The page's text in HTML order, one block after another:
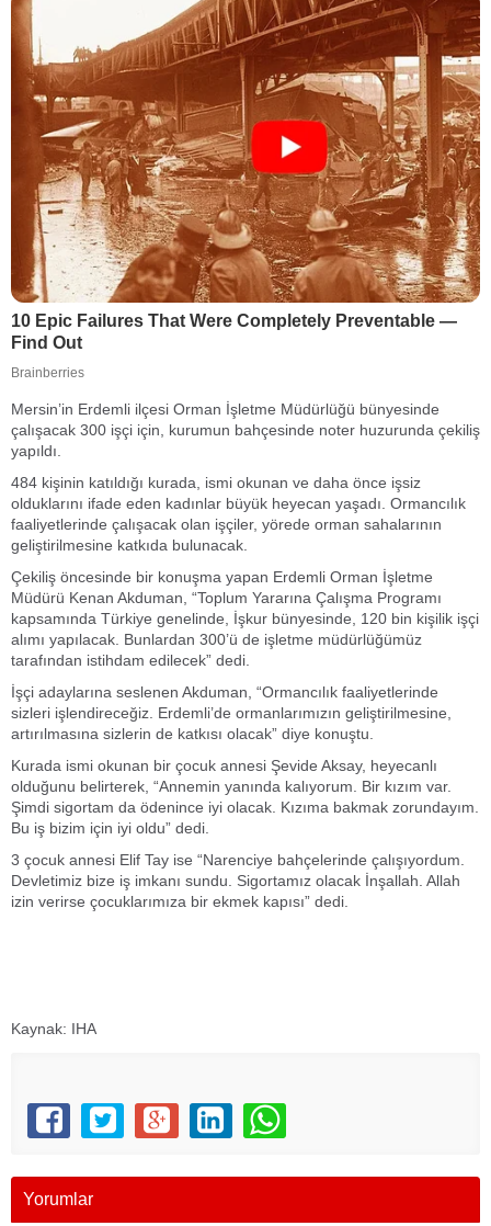
Mersin’in Erdemli ilçesi Orman İşletme Müdürlüğü bünyesinde
çalışacak 300 işçi için, kurumun bahçesinde noter huzurunda çekiliş
yapıldı.
484 kişinin katıldığı kurada, ismi okunan ve daha önce işsiz
olduklarını ifade eden kadınlar büyük heyecan yaşadı. Ormancılık
faaliyetlerinde çalışacak olan işçiler, yörede orman sahalarının
geliştirilmesine katkıda bulunacak.
Çekiliş öncesinde bir konuşma yapan Erdemli Orman İşletme
Müdürü Kenan Akduman, “Toplum Yararına Çalışma Programı
kapsamında Türkiye genelinde, İşkur bünyesinde, 120 bin kişilik işçi
alımı yapılacak. Bunlardan 300’ü de işletme müdürlüğümüz
tarafından istihdam edilecek” dedi.
İşçi adaylarına seslenen Akduman, “Ormancılık faaliyetlerinde
sizleri işlendireceğiz. Erdemli’de ormanlarımızın geliştirilmesine,
artırılmasına sizlerin de katkısı olacak” diye konuştu.
Kurada ismi okunan bir çocuk annesi Şevide Aksay, heyecanlı
olduğunu belirterek, “Annemin yanında kalıyorum. Bir kızım var.
Şimdi sigortam da ödenince iyi olacak. Kızıma bakmak zorundayım.
Bu iş bizim için iyi oldu” dedi.
3 çocuk annesi Elif Tay ise “Narenciye bahçelerinde çalışıyordum.
Devletimiz bize iş imkanı sundu. Sigortamız olacak İnşallah. Allah
izin verirse çocuklarımıza bir ekmek kapısı” dedi.
Kaynak: IHA
Yorumlar